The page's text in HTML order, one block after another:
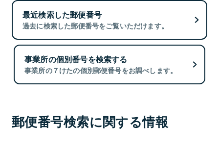
最近検索した郵便番号
過去に検索した郵便番号をご覧いただけます。
事業所の個別番号を検索する
事業所の７けたの個別郵便番号をお調べします。
郵便番号検索に関する情報